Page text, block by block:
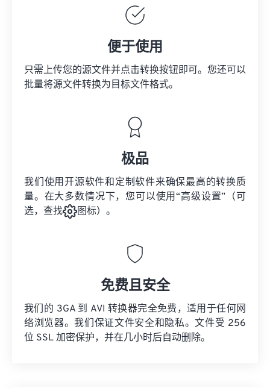
便于使用
只需上传您的源文件并点击转换按钮即可。您还可以
批量将源文件转换为目标文件格式。
极品
我们使用开源软件和定制软件来确保最高的转换质
量。在大多数情况下，您可以使用“高级设置”（可
选，查找
图标）。
免费且安全
我们的 3GA 到 AVI 转换器完全免费，适用于任何网
络浏览器。我们保证文件安全和隐私。文件受 256
位 SSL 加密保护，并在几小时后自动删除。